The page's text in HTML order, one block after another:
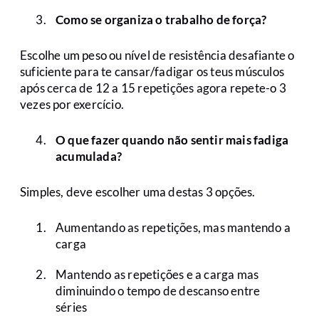
Como se organiza o trabalho de força?
Escolhe um peso ou nível de resistência desafiante o
suficiente para te cansar/fadigar os teus músculos
após cerca de 12 a 15 repetições agora repete-o 3
vezes por exercício.
O que fazer quando não sentir mais fadiga
acumulada?
Simples, deve escolher uma destas 3 opções.
Aumentando as repetições, mas mantendo a
carga
Mantendo as repetições e a carga mas
diminuindo o tempo de descanso entre
séries